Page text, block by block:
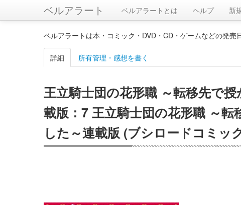
ベルアラート ベルアラートとは ヘルプ 新
ベルアラートは本・コミック・DVD・CD・ゲームなどの発売
詳細 所有管理・感想を書く
王立騎士団の花形職 ～転移先で
載版：7 王立騎士団の花形職 ～
した～連載版 (ブシロードコミッ